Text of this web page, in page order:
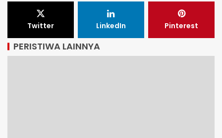
Twitter LinkedIn Pinterest
PERISTIWA LAINNYA